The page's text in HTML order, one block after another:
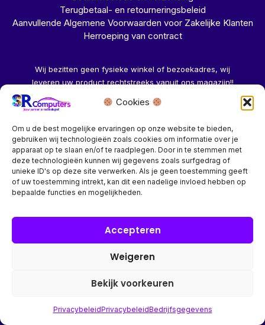
Cookies
Om u de best mogelijke ervaringen op onze website te bieden,
gebruiken wij technologieën zoals cookies om informatie over je
apparaat op te slaan en/of te raadplegen. Door in te stemmen met
deze technologieën kunnen wij gegevens zoals surfgedrag of
unieke ID's op deze site verwerken. Als je geen toestemming geeft
of uw toestemming intrekt, kan dit een nadelige invloed hebben op
bepaalde functies en mogelijkheden.
Accepteren
Weigeren
Bekijk voorkeuren
PrivacybeleidPrivacybeleidBedrijfsgegevens
Terugbetaal- en retourneringsbeleid
Aanvullende Algemene Voorwaarden voor Zakelijke Klanten
Herroeping van contract
Wij bezitten geen fysieke winkel of bezoekadres, wij
leveren uw product rechtstreeks vanuit ons magazijn!!
Herroeping aanvragen →
Bedrijf? vraag een account aan voor speciale prijzen!
groothandel account, dan worden automatisch alle prijzen